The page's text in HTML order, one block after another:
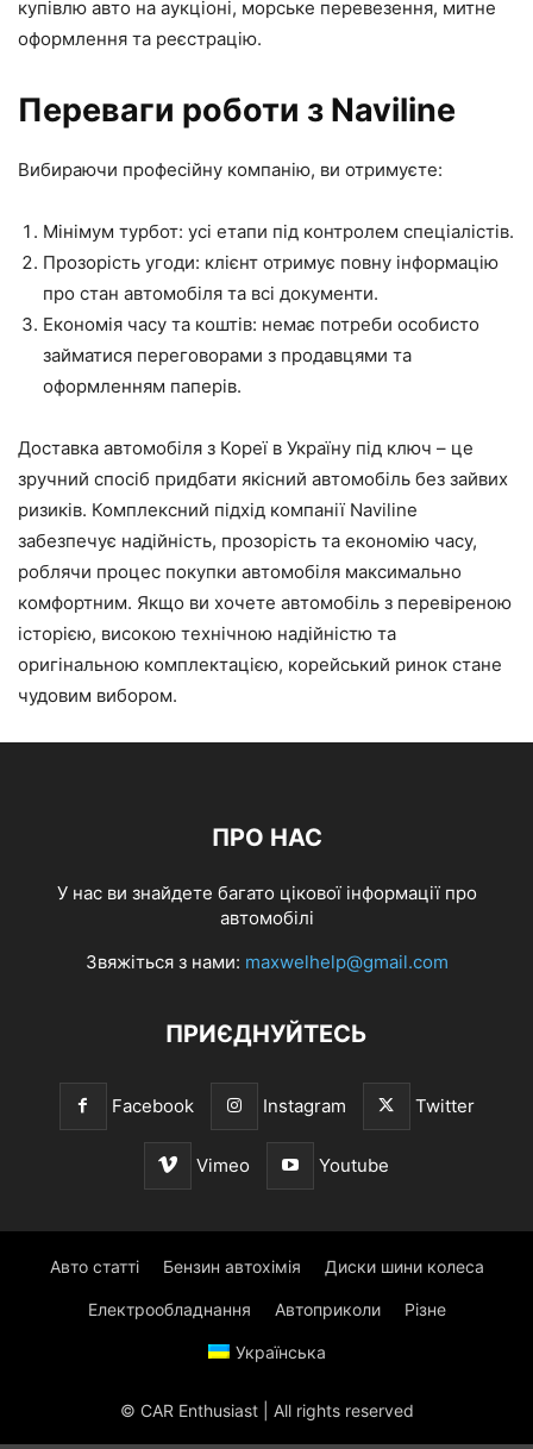
купівлю авто на аукціоні, морське перевезення, митне
оформлення та реєстрацію.
Переваги роботи з Naviline
Вибираючи професійну компанію, ви отримуєте:
Мінімум турбот: усі етапи під контролем спеціалістів.
Прозорість угоди: клієнт отримує повну інформацію
про стан автомобіля та всі документи.
Економія часу та коштів: немає потреби особисто
займатися переговорами з продавцями та
оформленням паперів.
Доставка автомобіля з Кореї в Україну під ключ – це
зручний спосіб придбати якісний автомобіль без зайвих
ризиків. Комплексний підхід компанії Naviline
забезпечує надійність, прозорість та економію часу,
роблячи процес покупки автомобіля максимально
комфортним. Якщо ви хочете автомобіль з перевіреною
історією, високою технічною надійністю та
оригінальною комплектацією, корейський ринок стане
чудовим вибором.
ПРО НАС
У нас ви знайдете багато цікової інформації про
автомобілі
Звяжіться з нами: maxwelhelp@gmail.com
ПРИЄДНУЙТЕСЬ
Facebook Instagram Twitter
Vimeo Youtube
Авто статті Бензин автохімія Диски шини колеса
Електрообладнання Автоприколи Різне
Українська
© CAR Enthusiast | All rights reserved